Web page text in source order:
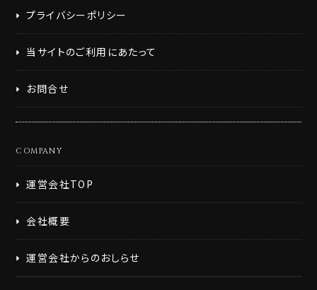
プライバシーポリシー
当サイトのご利用にあたって
お問合せ
COMPANY
運営会社TOP
会社概要
運営会社からのおしらせ